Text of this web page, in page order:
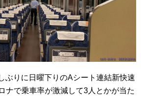
ぶりに日曜下りのAシート連結新快速
ナで乗車率が激減して3人とかが当た